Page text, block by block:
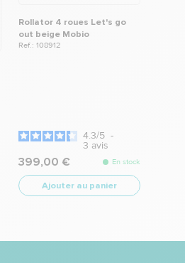
Rollator 4 roues Let's go
out beige Mobio
Ref.: 108912
4.3/5 -
3 avis
En stock
399,00 €
Ajouter au panier